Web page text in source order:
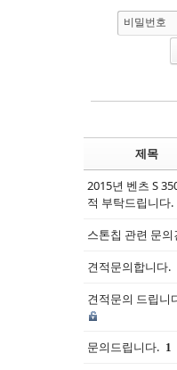
비밀번호
제목
2015년 벤츠 S
적 부탁드립니다.
스톤칩 관련 문의
견적문의합니다.
견적문의 드립니
문의드립니다. 1